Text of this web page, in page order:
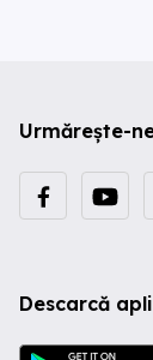
Urmărește-
Descarcă